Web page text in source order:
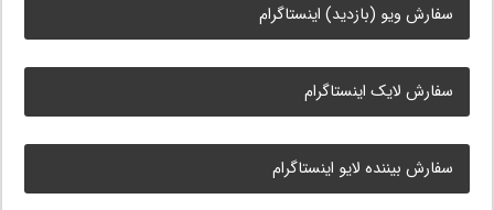
سفارش ویو (بازدید) اینستاگرام
سفارش لایک اینستاگرام
سفارش بیننده لایو اینستاگرام